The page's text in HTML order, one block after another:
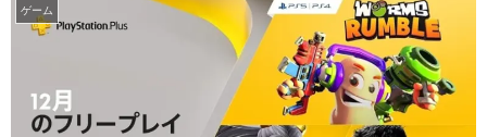
ゲーム